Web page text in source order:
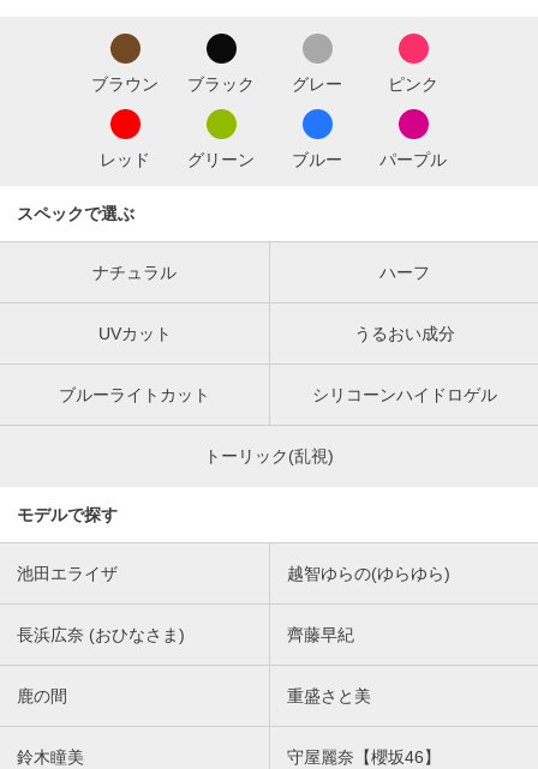
ブラウン ブラック グレー ピンク
レッド グリーン ブルー パープル
スペックで選ぶ
ナチュラル ハーフ
UVカット うるおい成分
ブルーライトカット シリコーンハイドロゲル
トーリック(乱視)
モデルで探す
池田エライザ 越智ゆらの(ゆらゆら)
長浜広奈 (おひなさま) 齊藤早紀
鹿の間 重盛さと美
鈴木瞳美 守屋麗奈【櫻坂46】